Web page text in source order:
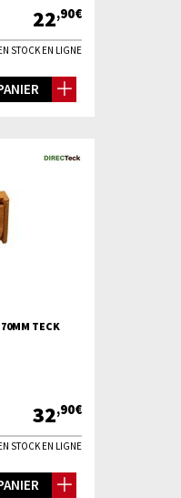
22,90€
STOCK EN LIGNE
TECK
32,90€
STOCK EN LIGNE